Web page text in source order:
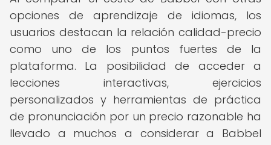
opciones de aprendizaje de idiomas, los
usuarios destacan la relación calidad-precio
como uno de los puntos fuertes de la
plataforma. La posibilidad de acceder a
lecciones interactivas, ejercicios
personalizados y herramientas de práctica
de pronunciación por un precio razonable ha
llevado a muchos a considerar a Babbel